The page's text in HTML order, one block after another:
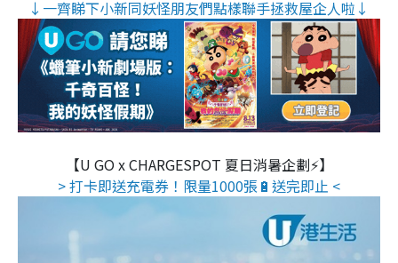
↓一齊睇下小新同妖怪朋友們點樣聯手拯救屋企人啦↓
【U GO x CHARGESPOT 夏日消暑企劃⚡】
> 打卡即送充電券！限量1000張🔋送完即止 <